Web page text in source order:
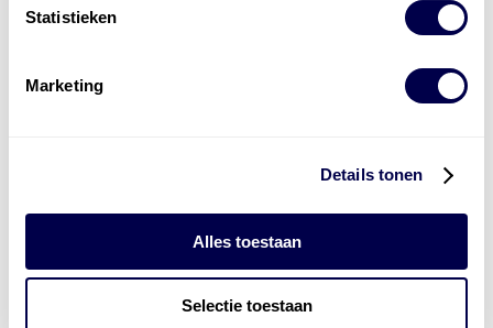
Statistieken
Marketing
Details tonen
Alles toestaan
Selectie toestaan
accu oplossingen